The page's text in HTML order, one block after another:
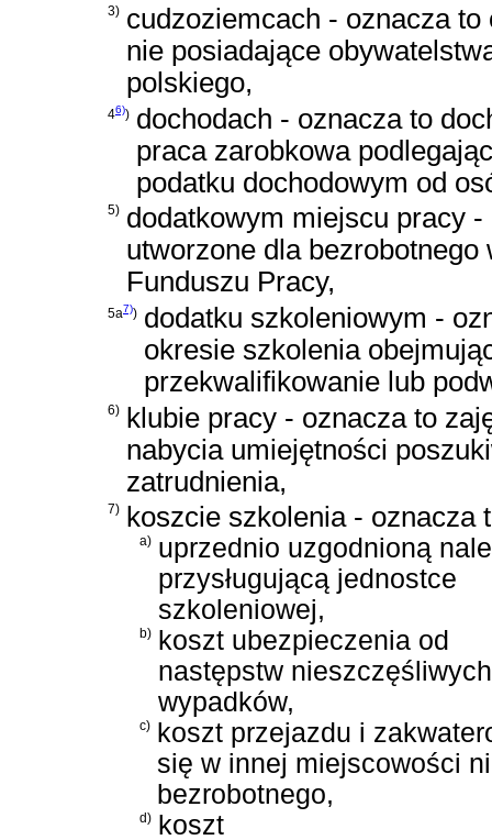
3) cudzoziemcach - oznacza to
nie posiadające
polskiego,
46)) dochodach - oznacza to
praca zarobkowa
podatku dochodowym od
5) dodatkowym miejscu pracy
utworzone dla
Funduszu Pracy,
5a7)) dodatku szkoleniowym -
okresie szkolenia
przekwalifikowanie lub
6) klubie pracy - oznacza to
nabycia umiejętności
zatrudnienia,
7) koszcie szkolenia - oznacza
a) uprzednio uzgodnioną
przysługującą jednostce
szkoleniowej,
b)
koszt ubezpieczenia od
następstw nieszczęśliwych
wypadków,
c)
koszt przejazdu i
się w innej miejscowości
bezrobotnego,
d) koszt